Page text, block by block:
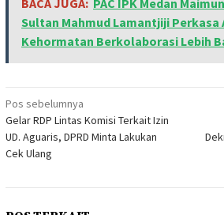
BACA JUGA: PAC IPK Medan
Sultan Mahmud Lamantjiji Perkasa
Kehormatan Berkolaborasi Lebih
Navigasi
pos
Pos sebelumnya
Gelar RDP Lintas Komisi Terkait Izin
UD. Aguaris, DPRD Minta Lakukan
Cek Ulang